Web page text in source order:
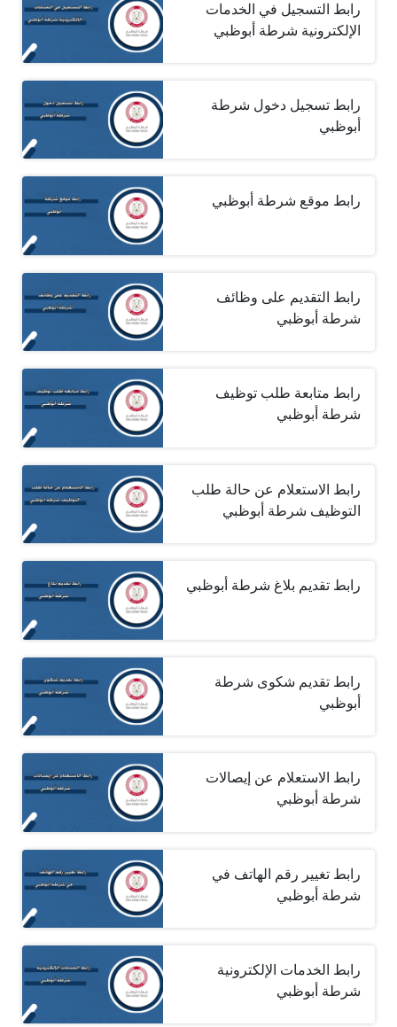
رابط التسجيل في الخدمات
الإلكترونية شرطة أبوظبي
رابط تسجيل دخول شرطة
أبوظبي‎
رابط موقع شرطة أبوظبي‎
رابط التقديم على وظائف
شرطة أبوظبي
رابط متابعة طلب توظيف
شرطة أبوظبي
رابط الاستعلام عن حالة طلب
التوظيف شرطة أبوظبي
رابط تقديم بلاغ شرطة أبوظبي
رابط تقديم شكوى شرطة
أبوظبي
رابط الاستعلام عن إيصالات
شرطة أبوظبي
رابط تغيير رقم الهاتف في
شرطة أبوظبي
رابط الخدمات الإلكترونية
شرطة أبوظبي